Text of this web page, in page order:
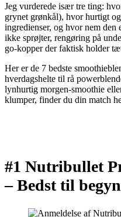
Jeg vurderede især tre ting:
grynet grønkål), hvor hurtigt
ingredienser, og hvor nem den
ikke sprøjter, rengøring på
go-kopper der faktisk holder
Her er de 7 bedste
hverdagshelte til rå
lynhurtig morgen-smoothie
klumper, finder du din match
#1 Nutribullet
–Bedst til